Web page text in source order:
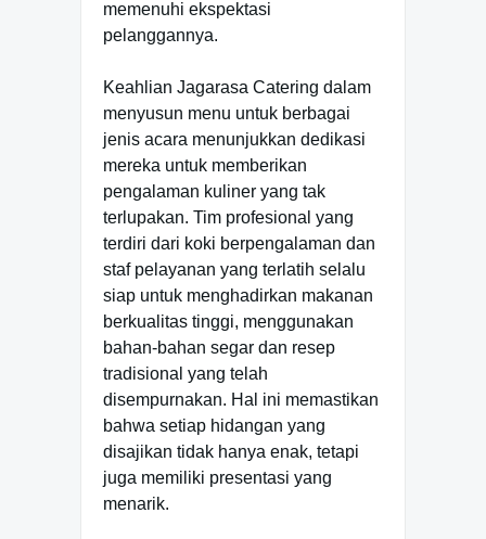
memenuhi ekspektasi
pelanggannya.
Keahlian Jagarasa Catering dalam
menyusun menu untuk berbagai
jenis acara menunjukkan dedikasi
mereka untuk memberikan
pengalaman kuliner yang tak
terlupakan. Tim profesional yang
terdiri dari koki berpengalaman dan
staf pelayanan yang terlatih selalu
siap untuk menghadirkan makanan
berkualitas tinggi, menggunakan
bahan-bahan segar dan resep
tradisional yang telah
disempurnakan. Hal ini memastikan
bahwa setiap hidangan yang
disajikan tidak hanya enak, tetapi
juga memiliki presentasi yang
menarik.